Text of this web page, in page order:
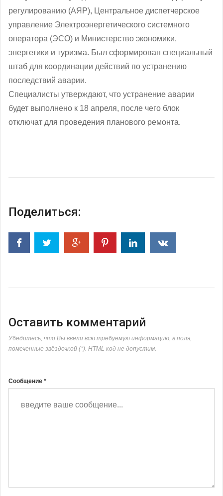
регулированию (АЯР), Центральное диспетчерское
управление Электроэнергетического системного
оператора (ЭСО) и Министерство экономики,
энергетики и туризма. Был сформирован специальный
штаб для координации действий по устранению
последствий аварии.
Специалисты утверждают, что устранение аварии
будет выполнено к 18 апреля, после чего блок
отключат для проведения планового ремонта.
Поделиться:
Оставить комментарий
Убедитесь, что Вы ввели всю требуемую информацию, в поля,
помеченные звёздочкой (*). HTML код не допустим.
Сообщение *